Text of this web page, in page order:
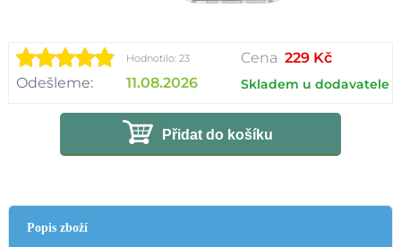
Hodnotilo: 23
Odešleme: 11.08.2026
Cena 229 Kč
Skladem u dodavatele
Přidat do košíku
Popis zboží